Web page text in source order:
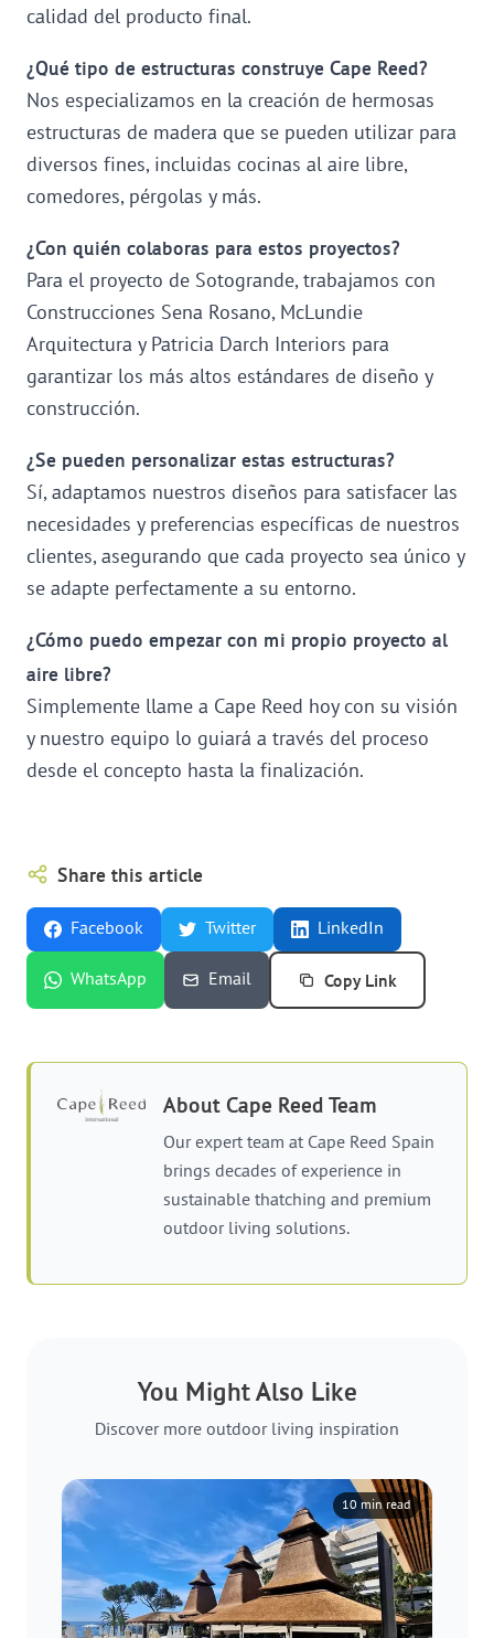
calidad del producto final.
¿Qué tipo de estructuras construye Cape Reed?
Nos especializamos en la creación de hermosas
estructuras de madera que se pueden utilizar para
diversos fines, incluidas cocinas al aire libre,
comedores, pérgolas y más.
¿Con quién colaboras para estos proyectos?
Para el proyecto de Sotogrande, trabajamos con
Construcciones Sena Rosano, McLundie
Arquitectura y Patricia Darch Interiors para
garantizar los más altos estándares de diseño y
construcción.
¿Se pueden personalizar estas estructuras?
Sí, adaptamos nuestros diseños para satisfacer las
necesidades y preferencias específicas de nuestros
clientes, asegurando que cada proyecto sea único y
se adapte perfectamente a su entorno.
¿Cómo puedo empezar con mi propio proyecto al
aire libre?
Simplemente llame a Cape Reed hoy con su visión
y nuestro equipo lo guiará a través del proceso
desde el concepto hasta la finalización.
Share this article
Facebook Twitter LinkedIn
WhatsApp Email Copy Link
AboutCape Reed Team
Our expert team at Cape Reed Spain
brings decades of experience in
sustainable thatching and premium
outdoor living solutions.
You Might Also Like
Discover more outdoor living inspiration
10 min read